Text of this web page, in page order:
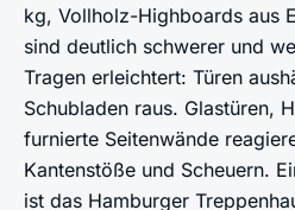
kg, Vollholz-Highboards aus
sind deutlich schwerer und
Tragen erleichtert: Türen
Schubladen raus. Glastüren,
furnierte Seitenwände
Kantenstöße und Scheuern.
ist das Hamburger